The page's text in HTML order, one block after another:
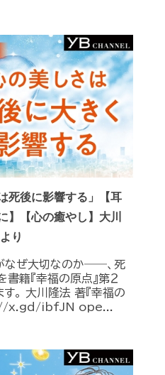
死後に影響する」【耳
】【心の癒やし】大川
り
なぜ大切なのか――、死
籍『幸福の原点』第２
。 大川隆法 著『幸福の
x.gd/ibfJN ope...